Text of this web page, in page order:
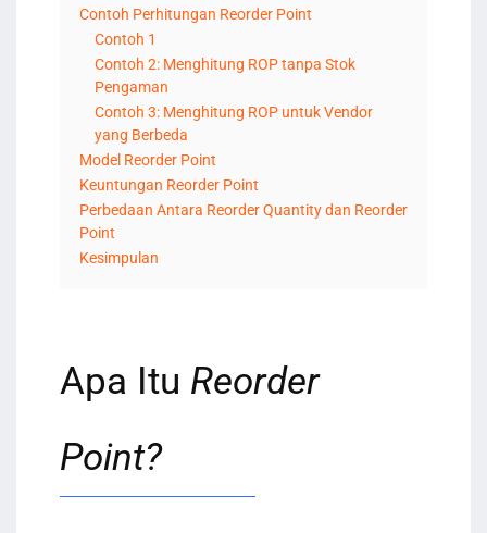
Contoh Perhitungan Reorder Point
Contoh 1
Contoh 2: Menghitung ROP tanpa Stok
Pengaman
Contoh 3: Menghitung ROP untuk Vendor
yang Berbeda
Model Reorder Point
Keuntungan Reorder Point
Perbedaan Antara Reorder Quantity dan Reorder
Point
Kesimpulan
Apa Itu Reorder
Point?